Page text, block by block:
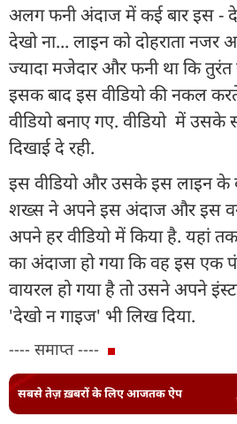
अलग फनी अंदाज में कई बार इस -
देखो ना... लाइन को दोहराता नजर
ज्यादा मजेदार और फनी था कि तुरंत
इसक बाद इस वीडियो की नकल
वीडियो बनाए गए. वीडियो में उसके
दिखाई दे रही.
इस वीडियो और उसके इस लाइन के
शख्स ने अपने इस अंदाज और इस
अपने हर वीडियो में किया है. यहां
का अंदाजा हो गया कि वह इस एक
वायरल हो गया है तो उसने अपने
'देखो न गाइज' भी लिख दिया.
---- समाप्त ----
सबसे तेज़ ख़बरों के लिए आजतक ऐप